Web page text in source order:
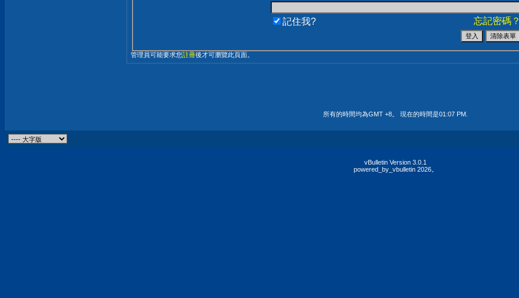
忘記密碼？
記住我?
管理員可能要求您註冊後才可瀏覽此頁面。
所有的時間均為GMT +8。 現在的時間是01:07 PM
vBulletin Version 3.0.1
powered_by_vbulletin 2026。